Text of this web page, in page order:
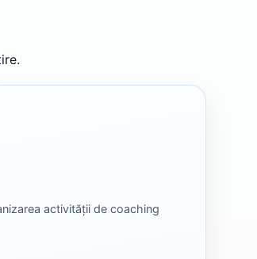
activității de coaching